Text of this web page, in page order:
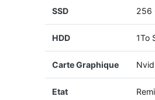
SSD 256
HDD 1To
Carte Graphique
Etat